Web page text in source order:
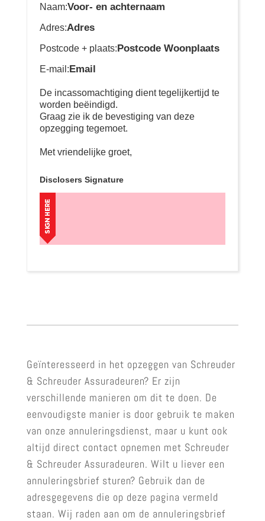
Naam:Voor- en achternaam
Adres:Adres
Postcode + plaats:Postcode Woonplaats
E-mail:Email
De incassomachtiging dient tegelijkertijd te
worden beëindigd.
Graag zie ik de bevestiging van deze
opzegging tegemoet.
Met vriendelijke groet,
Disclosers Signature
Geïnteresseerd in het opzeggen van Schreuder
& Schreuder Assuradeuren? Er zijn
verschillende manieren om dit te doen. De
eenvoudigste manier is door gebruik te maken
van onze annuleringsdienst, maar u kunt ook
altijd direct contact opnemen met Schreuder
& Schreuder Assuradeuren. Wilt u liever een
annuleringsbrief sturen? Gebruik dan de
adresgegevens die op deze pagina vermeld
staan. Wij raden aan om de annuleringsbrief